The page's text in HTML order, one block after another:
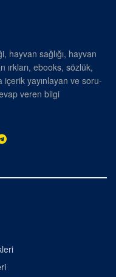
hayvan sağlığı, hayvan
ırkları, ebooks, sözlük,
içerik yayınlayan ve soru-
veren bilgi